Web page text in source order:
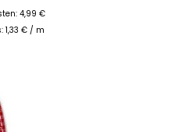
4,99 €
1,33 € / m